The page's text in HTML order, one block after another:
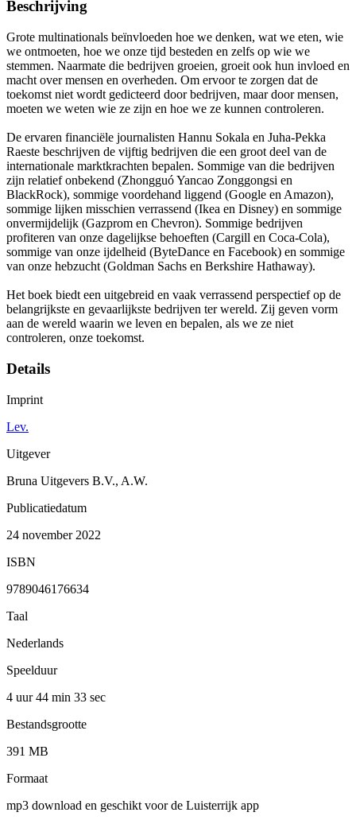
Beschrijving
Grote multinationals beïnvloeden hoe we denken, wat we eten, wie
we ontmoeten, hoe we onze tijd besteden en zelfs op wie we
stemmen. Naarmate die bedrijven groeien, groeit ook hun invloed en
macht over mensen en overheden. Om ervoor te zorgen dat de
toekomst niet wordt gedicteerd door bedrijven, maar door mensen,
moeten we weten wie ze zijn en hoe we ze kunnen controleren.
De ervaren financiële journalisten Hannu Sokala en Juha-Pekka
Raeste beschrijven de vijftig bedrijven die een groot deel van de
internationale marktkrachten bepalen. Sommige van die bedrijven
zijn relatief onbekend (Zhongguó Yancao Zonggongsi en
BlackRock), sommige voordehand liggend (Google en Amazon),
sommige lijken misschien verrassend (Ikea en Disney) en sommige
onvermijdelijk (Gazprom en Chevron). Sommige bedrijven
profiteren van onze dagelijkse behoeften (Cargill en Coca-Cola),
sommige van onze ijdelheid (ByteDance en Facebook) en sommige
van onze hebzucht (Goldman Sachs en Berkshire Hathaway).
Het boek biedt een uitgebreid en vaak verrassend perspectief op de
belangrijkste en gevaarlijkste bedrijven ter wereld. Zij geven vorm
aan de wereld waarin we leven en bepalen, als we ze niet
controleren, onze toekomst.
Details
Imprint
Lev.
Uitgever
Bruna Uitgevers B.V., A.W.
Publicatiedatum
24 november 2022
ISBN
9789046176634
Taal
Nederlands
Speelduur
4 uur 44 min 33 sec
Bestandsgrootte
391 MB
Formaat
mp3 download en geschikt voor de Luisterrijk app